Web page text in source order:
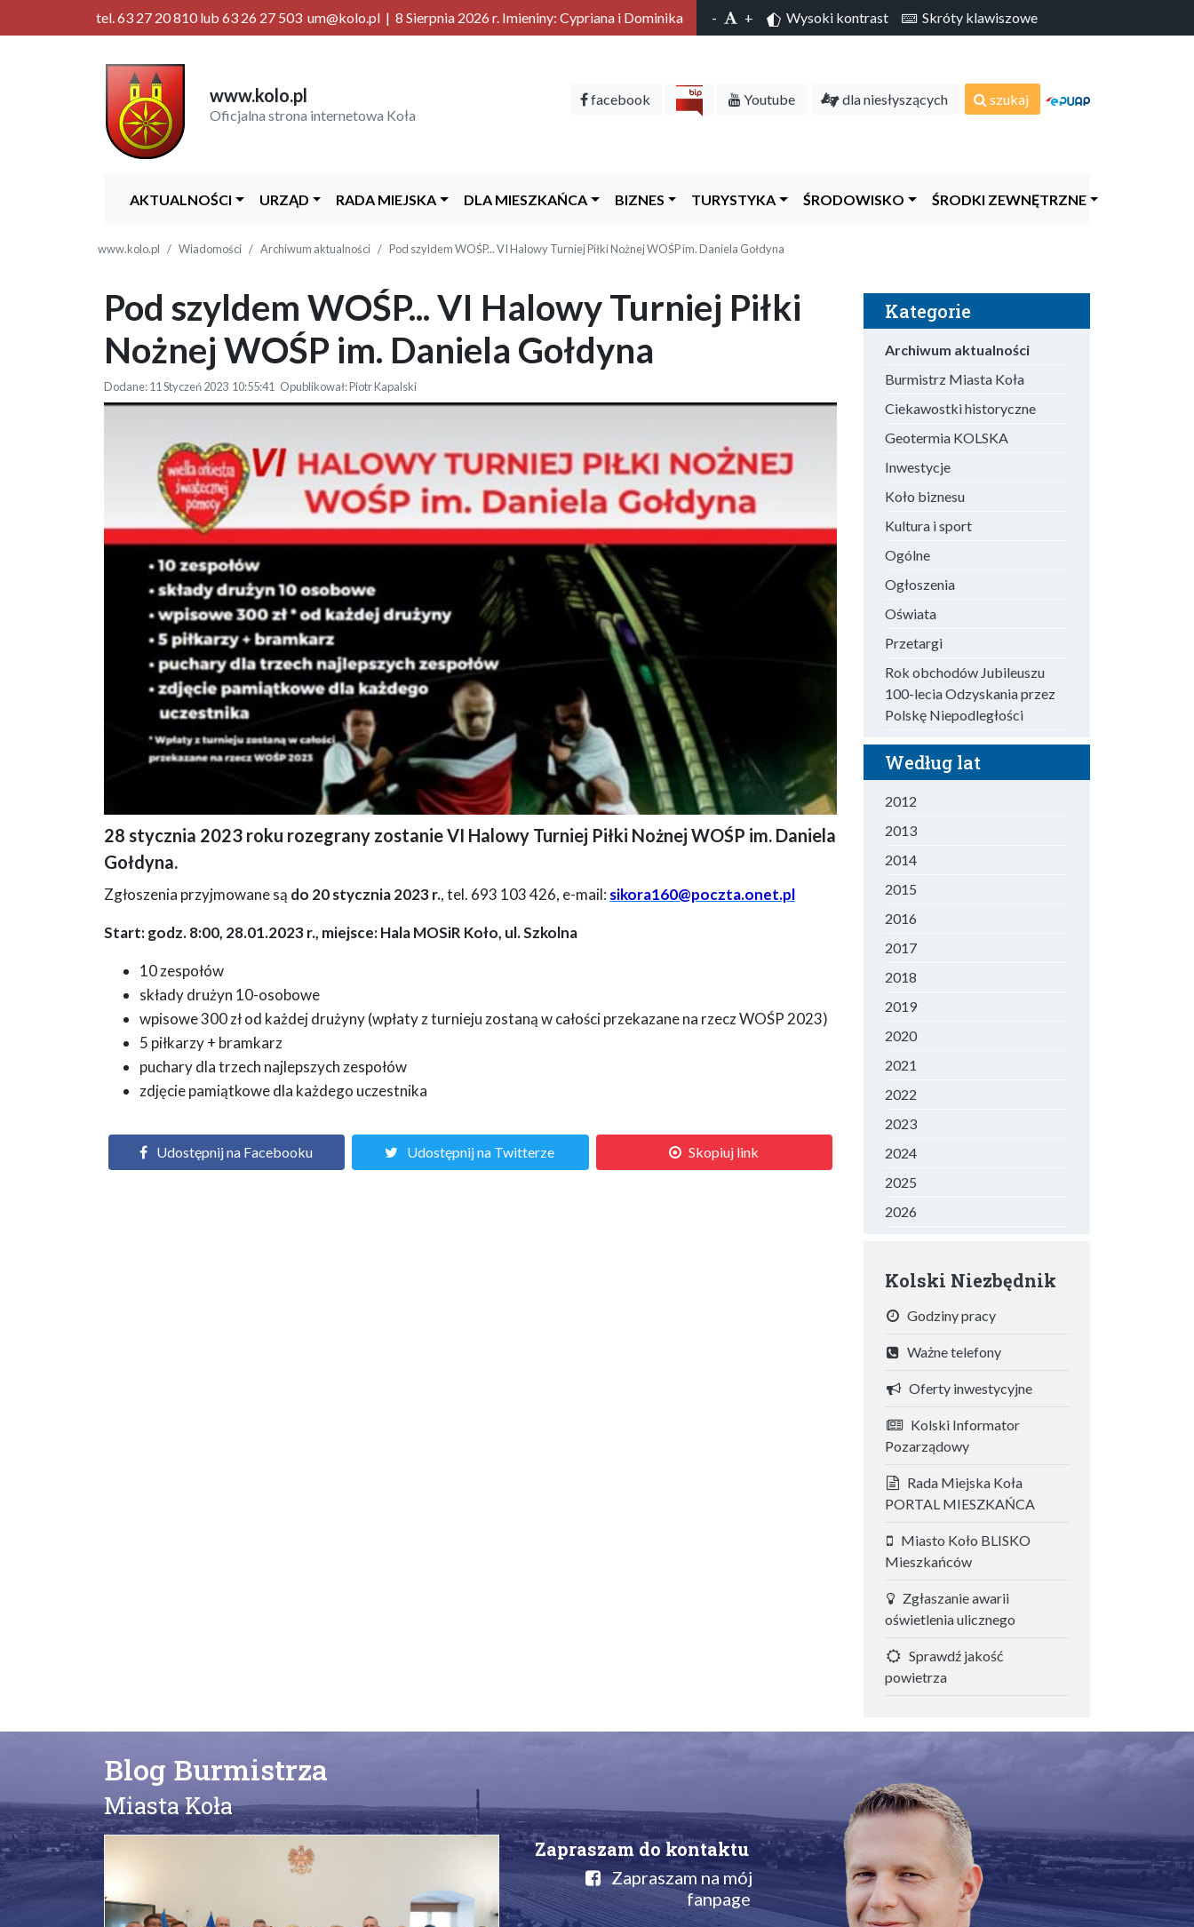
tel. 63 27 20 810 lub 63 26 27 503 um@kolo.pl | 8 Sierpnia 2026 r. Imieniny: Cypriana i Dominika - + Wysoki kontrast Skróty klawiszowe
www.kolo.pl
Oficjalna strona internetowa Koła
facebook Youtube dla niesłyszących szukaj
AKTUALNOŚCI URZĄD RADA MIEJSKA DLA MIESZKAŃCA BIZNES TURYSTYKA ŚRODOWISKO ŚRODKI ZEWNĘTRZNE
www.kolo.pl Wiadomości Archiwum aktualności Pod szyldem WOŚP... VI Halowy Turniej Piłki Nożnej WOŚP im. Daniela Gołdyna
Pod szyldem WOŚP... VI Halowy Turniej Piłki
Nożnej WOŚP im. Daniela Gołdyna
Dodane: 11 Styczeń 2023 10:55:41 Opublikował: Piotr Kapalski
Plakat VI Halowy Turniej Piłki Nożnej WOŚP im. Daniela Gołdyna
28 stycznia 2023 roku rozegrany zostanie VI Halowy Turniej Piłki Nożnej WOŚP im. Daniela
Gołdyna.
Zgłoszenia przyjmowane są do 20 stycznia 2023 r., tel. 693 103 426, e-mail: sikora160@poczta.onet.pl
Start: godz. 8:00, 28.01.2023 r., miejsce: Hala MOSiR Koło, ul. Szkolna
10 zespołów
składy drużyn 10-osobowe
wpisowe 300 zł od każdej drużyny (wpłaty z turnieju zostaną w całości przekazane na rzecz WOŚP 2023)
5 piłkarzy + bramkarz
puchary dla trzech najlepszych zespołów
zdjęcie pamiątkowe dla każdego uczestnika
Udostępnij na Facebooku Udostępnij na Twitterze Skopiuj link
Kategorie
Archiwum aktualności
Burmistrz Miasta Koła
Ciekawostki historyczne
Geotermia KOLSKA
Inwestycje
Koło biznesu
Kultura i sport
Ogólne
Ogłoszenia
Oświata
Przetargi
Rok obchodów Jubileuszu
100-lecia Odzyskania przez
Polskę Niepodległości
Według lat
2012
2013
2014
2015
2016
2017
2018
2019
2020
2021
2022
2023
2024
2025
2026
Kolski Niezbędnik
Godziny pracy
Ważne telefony
Oferty inwestycyjne
Kolski Informator
Pozarządowy
Rada Miejska Koła
PORTAL MIESZKAŃCA
Miasto Koło BLISKO
Mieszkańców
Zgłaszanie awarii
oświetlenia ulicznego
Sprawdź jakość
powietrza
Blog Burmistrza
Miasta Koła
Zapraszam do kontaktu
Zapraszam na mój
fanpage